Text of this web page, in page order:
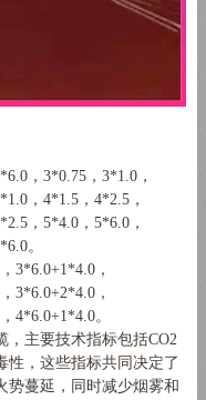
， 3*0.75 ， 3*1.0 ，
， 4*1.5 ， 4*2.5 ，
， 5*4.0 ， 5*6.0 ，
。
， 3*6.0+1*4.0 ，
， 3*6.0+2*4.0 ，
， 4*6.0+1*4.0。
，主要技术指标包括CO2
性，这些指标共同决定了
势蔓延，同时减少烟雾和